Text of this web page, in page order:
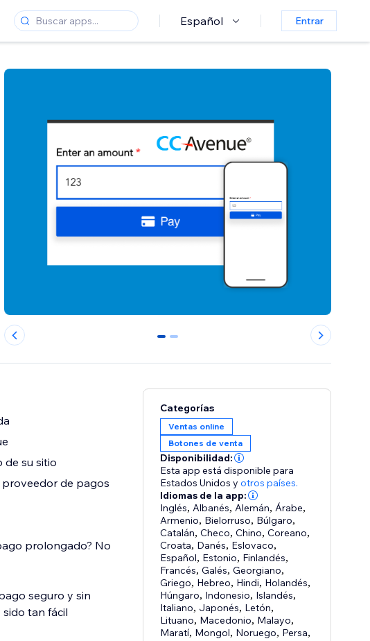
Español Entrar
0 1
de su sitio
proveedor de pagos
prolongado? No
seguro y sin
tan fácil
Categorías
Ventas online
Botones de venta
Disponibilidad:
Esta app está disponible para
Estados Unidos y otros países.
Idiomas de la app:
Inglés, Albanés, Alemán, Árabe,
Armenio, Bielorruso, Búlgaro,
Catalán,Checo,Chino,Coreano,
Croata, Danés, Eslovaco,
Español, Estonio, Finlandés,
Francés,Galés,Georgiano,
Griego, Hebreo, Hindi, Holandés,
Húngaro, Indonesio, Islandés,
Italiano, Japonés, Letón,
Lituano, Macedonio, Malayo,
Maratí, Mongol, Noruego, Persa,